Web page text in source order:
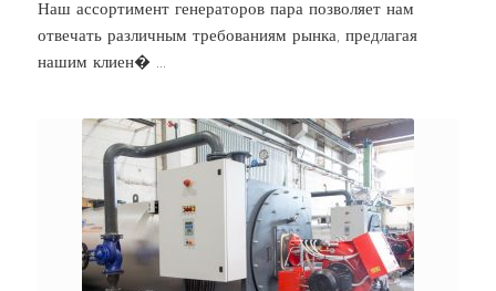
Наш ассортимент генераторов пара позволяет нам
отвечать различным требованиям рынка, предлагая
нашим клиен� ...